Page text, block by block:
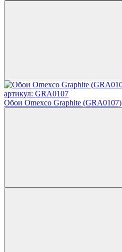
артикул: GRA0107
Обои Omexco Graphite (GRA0107)